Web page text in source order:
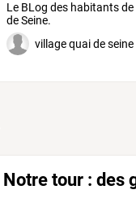
Le BLog des habitants
de Seine.
village quai de seine
Notre tour : des